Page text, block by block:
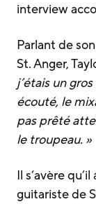
interview
Parlant de
St. Anger,
j’étais un
écouté, le
pas prêté
le troupeau. »
Il s’avère
guitariste de